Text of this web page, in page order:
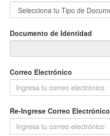
Documento de Identidad
Correo Electrónico
Re-Ingrese Correo Electrónico